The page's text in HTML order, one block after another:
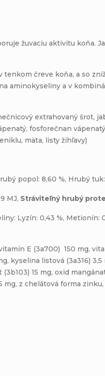
žuvaciu aktivitu koňa.
čreve koňa, a so
aminokyseliny a v
extrahovaný šrot,
fosforečnan
mäta, listy žihľavy)
popol: 8,60 %, Hrubý
9 MJ, Stráviteľný hrubý
Lyzín: 0,43 %,
E (3a700) 150 mg,
kyselina listová (3a316)
15 mg, oxid
z chelátová forma